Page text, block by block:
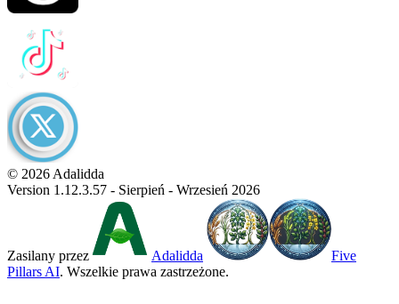
© 2026 Adalidda
Version 1.12.3.57 - Sierpień - Wrzesień 2026
Zasilany przez Adalidda
Five
Pillars AI. Wszelkie prawa zastrzeżone.